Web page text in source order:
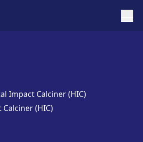
Impact Calciner (HIC)
(HIC)